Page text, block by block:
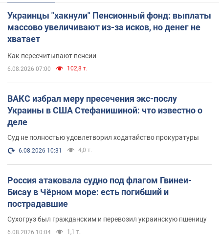
Украинцы "хакнули" Пенсионный фонд: выплаты
массово увеличивают из-за исков, но денег не
хватает
Как пересчитывают пенсии
6.08.2026 07:00 102,8 т.
ВАКС избрал меру пресечения экс-послу
Украины в США Стефанишиной: что известно о
деле
Суд не полностью удовлетворил ходатайство прокуратуры
6.08.2026 10:31 4,0 т.
Россия атаковала судно под флагом Гвинеи-
Бисау в Чёрном море: есть погибший и
пострадавшие
Сухогруз был гражданским и перевозил украинскую пшеницу
6.08.2026 10:04 1,1 т.